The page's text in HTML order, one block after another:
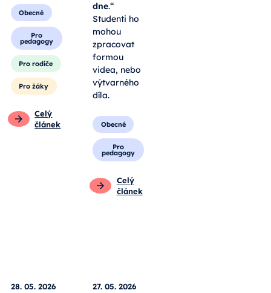
rodiny, aby si
vědu osahaly
vlastníma
rukama.
Obecné
pedagogy
Pro rodiče
dne.“
Studenti ho
mohou
zpracovat
formou
videa, nebo
výtvarného
díla.
Obecné
Pro
pedagogy
Celý
článek
28. 05. 2026 27. 05. 2026